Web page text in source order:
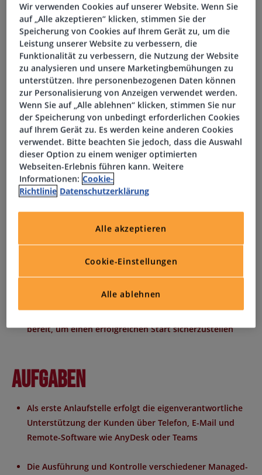
bietet Freiheit und Flexibilität
Jährlich stehen 30 Urlaubstage zur Verfügung, die die
Work-Life-Balance unterstützen
Zugang zu kostenfreien Getränken ist gegeben
In einem Team, das Unterschiede schätzt und nutzt,
werden außergewöhnliche Ergebnisse erzielt
Die Weiterentwicklung wird durch den Zugang zu Top-
Branchenzertifizierungen gefördert, was ein perfektes
Sprungbrett für die Karriere darstellt
Ein voller Zuschuss zu vermögenswirksamen
Leistungen wird angeboten
Eine stressfreie Anreise zu den zentral gelegenen Büros
ist mit exzellenter ÖPNV-Anbindung und kostenlosen
Von Anfang an steht Unterstützung durch Kollegen
bereit, um einen erfolgreichen Start sicherzustellen
Aufgaben
Als erste Anlaufstelle erfolgt die eigenverantwortliche
Unterstützung der Kunden über Telefon, E-Mail und
Remote-Software wie AnyDesk oder Teams
Die Ausführung und Kontrolle verschiedener Managed-
Wir verwenden Cookies auf unserer Website. Wenn Sie
auf „Alle akzeptieren“ klicken, stimmen Sie der
Speicherung von Cookies auf Ihrem Gerät zu, um die
Leistung unserer Website zu verbessern, die
Funktionalität zu verbessern, die Nutzung der Website
zu analysieren und unsere Marketingbemühungen zu
unterstützen. Ihre personenbezogenen Daten können
zur Personalisierung von Anzeigen verwendet werden.
Wenn Sie auf „Alle ablehnen“ klicken, stimmen Sie nur
der Speicherung von unbedingt erforderlichen Cookies
auf Ihrem Gerät zu. Es werden keine anderen Cookies
verwendet. Bitte beachten Sie jedoch, dass die Auswahl
dieser Option zu einem weniger optimierten
Webseiten-Erlebnis führen kann. Weitere
Informationen: Cookie-
Richtlinie Datenschutzerklärung
Cookie-Einstellungen
Alle ablehnen
Alle akzeptieren